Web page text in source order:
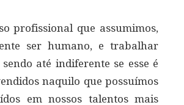
profissional que assumimos,
ser humano, e trabalhar
até indiferente se esse é
naquilo que possuímos
em nossos talentos mais